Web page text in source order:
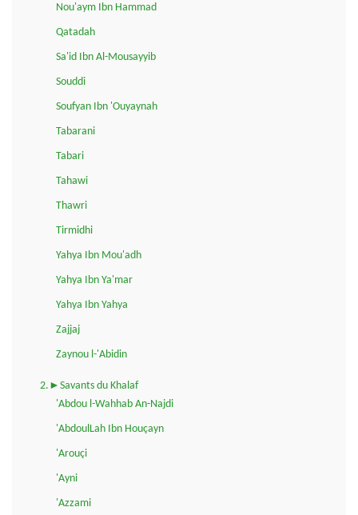
Nou'aym Ibn Hammad
Qatadah
Sa'id Ibn Al-Mousayyib
Souddi
Soufyan Ibn 'Ouyaynah
Tabarani
Tabari
Tahawi
Thawri
Tirmidhi
Yahya Ibn Mou'adh
Yahya Ibn Ya'mar
Yahya Ibn Yahya
Zajjaj
Zaynou l-'Abidin
2.►Savants du Khalaf
'Abdou l-Wahhab An-Najdi
'AbdoulLah Ibn Houçayn
'Arouçi
'Ayni
'Azzami